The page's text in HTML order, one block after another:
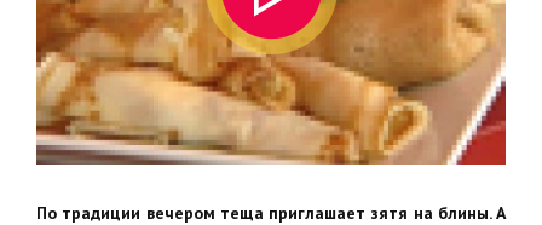
По традиции вечером теща приглашает зятя на блины. А